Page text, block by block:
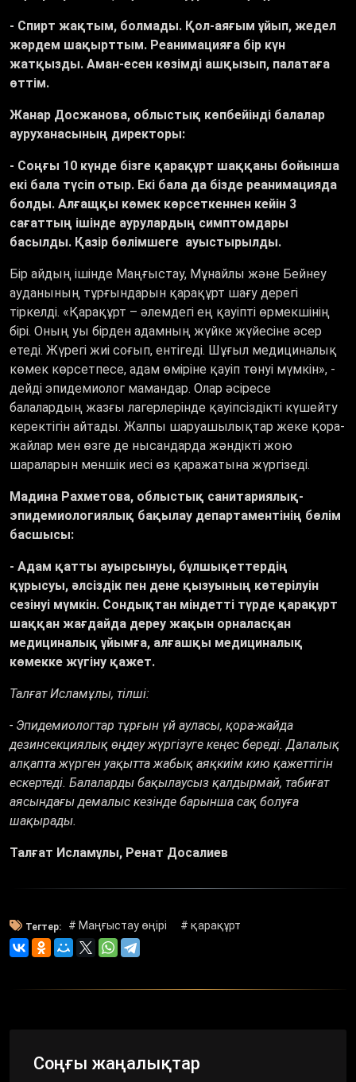
- Спирт жақтым, болмады. Қол-аяғым ұйып, жедел
жәрдем шақырттым. Реанимацияға бір күн
жатқызды. Аман-есен көзімді ашқызып, палатаға
өттім.
Жанар Досжанова, облыстық көпбейінді балалар
ауруханасының директоры:
- Соңғы 10 күнде бізге қарақұрт шаққаны бойынша
екі бала түсіп отыр. Екі бала да бізде реанимацияда
болды. Алғащқы көмек көрсеткеннен кейін 3
сағаттың ішінде аурулардың симптомдары
басылды. Қазір бөлімшеге ауыстырылды.
Бір айдың ішінде Маңғыстау, Мұнайлы және Бейнеу
ауданының тұрғындарын қарақұрт шағу дерегі
тіркелді. «Қарақұрт – әлемдегі ең қауіпті өрмекшінің
бірі. Оның уы бірден адамның жүйке жүйесіне әсер
етеді. Жүрегі жиі соғып, ентігеді. Шұғыл медициналық
көмек көрсетпесе, адам өміріне қауіп төнуі мүмкін», -
дейді эпидемиолог мамандар. Олар әсіресе
балалардың жазғы лагерлерінде қауіпсіздікті күшейту
керектігін айтады. Жалпы шаруашылықтар жеке қора-
жайлар мен өзге де нысандарда жәндікті жою
шараларын меншік иесі өз қаражатына жүргізеді.
Мадина Рахметова, облыстық санитариялық-
эпидемиологиялық бақылау департаментінің бөлім
басшысы:
- Адам қатты ауырсынуы, бұлшықеттердің
құрысуы, әлсіздік пен дене қызуының көтерілуін
сезінуі мүмкін. Сондықтан міндетті түрде қарақұрт
шаққан жағдайда дереу жақын орналасқан
медициналық ұйымға, алғашқы медициналық
көмекке жүгіну қажет.
Талғат Исламұлы, тілші:
- Эпидемиологтар тұрғын үй ауласы, қора-жайда
дезинсекциялық өңдеу жүргізуге кеңес береді. Далалық
алқапта жүрген уақытта жабық аяқкиім кию қажеттігін
ескертеді. Балаларды бақылаусыз қалдырмай, табиғат
аясындағы демалыс кезінде барынша сақ болуға
шақырады.
Талғат Исламұлы, Ренат Досалиев
Тегтер: # Маңғыстау өңірі # қарақұрт
Соңғы жаңалықтар